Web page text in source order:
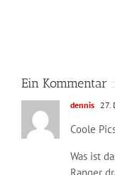
Ein Kommentar
dennis 27.
Coole
Was ist